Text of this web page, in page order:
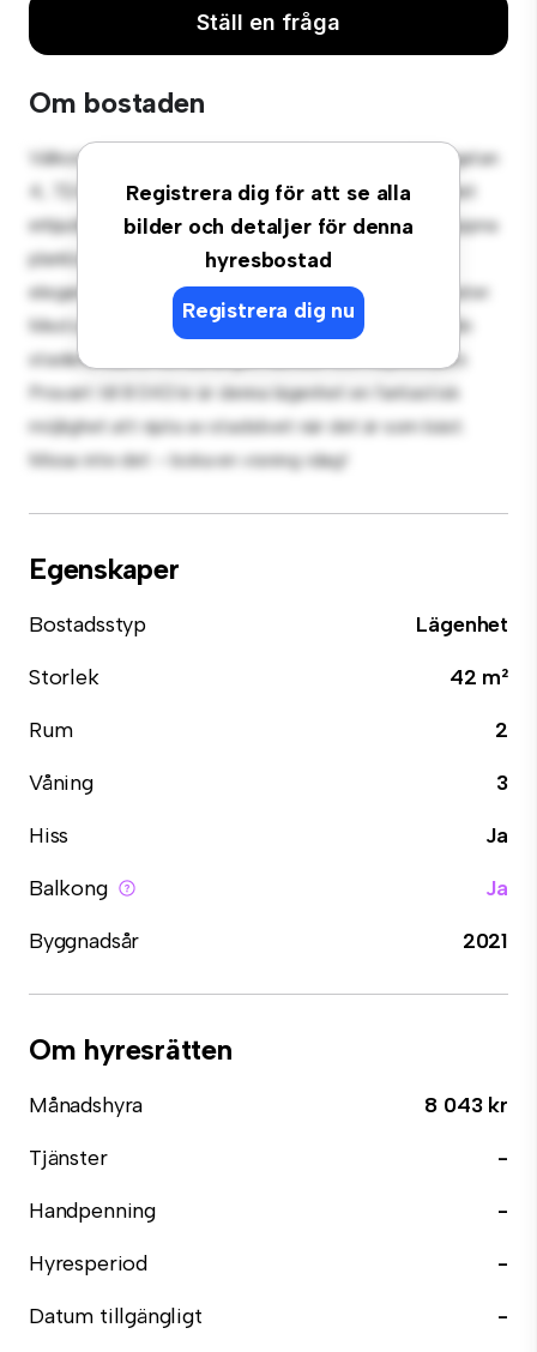
Ställ en fråga
Om bostaden
Registrera dig för att se alla
bilder och detaljer för denna
hyresbostad
Registrera dig nu
Välkommen till ditt nya urbana tillflyktsort på Rubingatan
4, 724 73, Västerås! Denna moderna 2-rumslägenhet
erbjuder ett elegant och mysigt vardagsrum. Den öppna
planlösningen är perfekt för underhållning, och det
eleganta köket är utrustat med förstklassiga apparater.
Med sitt utmärkta läge ligger du bara några steg från
stadens bästa restauranger, butiker och nöjesställen.
Prisvärt till 8 043 kr är denna lägenhet en fantastisk
möjlighet att njuta av stadslivet när det är som bäst.
Missa inte det – boka en visning idag!
Egenskaper
Bostadsstyp
Lägenhet
Storlek
42 m²
Rum
2
Våning
3
Hiss
Ja
Balkong
Ja
Byggnadsår
2021
Om hyresrätten
Månadshyra
8 043 kr
Tjänster
-
Handpenning
-
Hyresperiod
-
Datum tillgängligt
-